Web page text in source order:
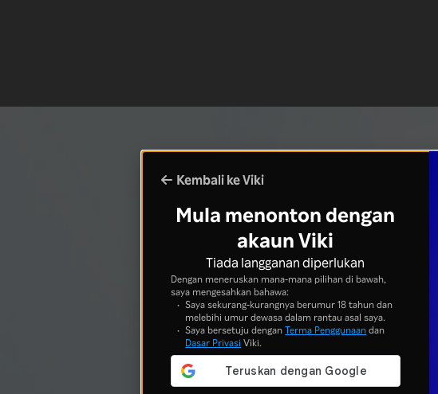
Kembali ke Viki
Mula menonton dengan
akaun Viki
Tiada langganan diperlukan
Dengan meneruskan mana-mana pilihan di bawah,
saya mengesahkan bahawa:
Saya sekurang-kurangnya berumur 18 tahun dan
melebihi umur dewasa dalam rantau asal saya.
Saya bersetuju denganTerma Penggunaandan
Dasar Privasi Viki.